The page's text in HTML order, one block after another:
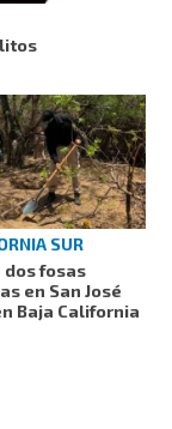
SUR
dos fosas
en San José
Baja California